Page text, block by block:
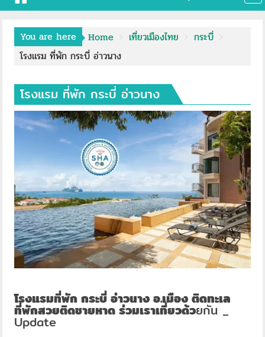
You are here Home เที่ยวเมืองไทย
กระบี่
โรงแรม ที่พัก กระบี่ อ่าวนาง
โรงแรม ที่พัก กระบี่ อ่าวนาง
โรงแรมที่พัก กระบี่ อ่าวนาง อ.เมือง ติดทะเล
ที่พักสวยติดชายหาด ร่วมเราเที่ยวด้วยกัน _
Update